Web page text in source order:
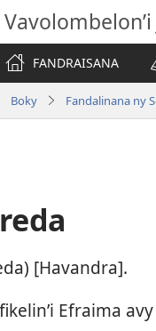
FANDRAISANA
Boky Fandalinana ny
[Havandra].
Efraima